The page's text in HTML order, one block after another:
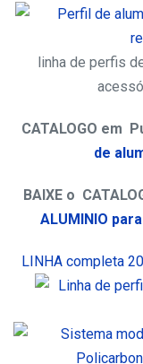
linha de perfis
CATALOGO em
de
BAIXE o
ALUMINIO
LINHA completa